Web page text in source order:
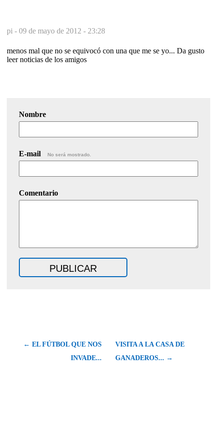
pi - 09 de mayo de 2012 - 23:28
menos mal que no se equivocó con una que me se yo... Da gusto
leer noticias de los amigos
Nombre
E-mail No será mostrado.
Comentario
← EL FÚTBOL QUE NOS
INVADE...
VISITA A LA CASA DE
GANADEROS... →